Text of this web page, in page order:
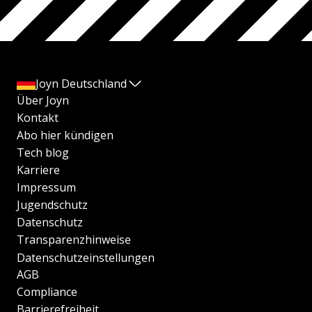
Joyn Deutschland
Über Joyn
Kontakt
Abo hier kündigen
Tech blog
Karriere
Impressum
Jugendschutz
Datenschutz
Transparenzhinweise
Datenschutzeinstellungen
AGB
Compliance